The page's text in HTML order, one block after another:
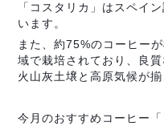
「コスタリカ」はスペイ
います。
また、約75%のコーヒー
域で栽培されており、良
火山灰土壌と高原気候が揃
今月のおすすめコーヒー